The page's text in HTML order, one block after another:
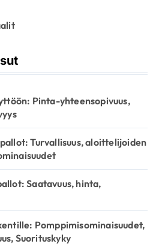
Pinta-yhteensopivuus,
Turvallisuus, aloittelijoiden
Saatavuus, hinta,
Pomppimisominaisuudet,
Suorituskyky